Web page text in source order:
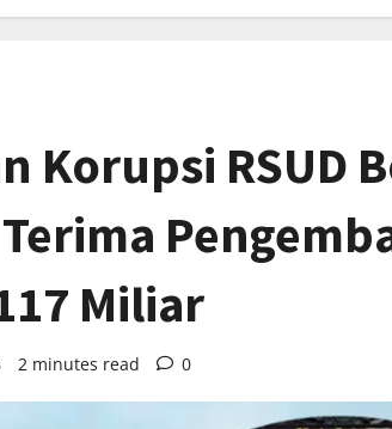
Korupsi RSUD
Miliar
2 minutes read 0